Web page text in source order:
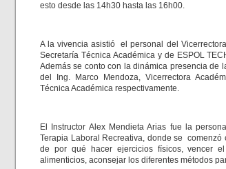
esto desde las 14h30 hasta las 16h00.
A la vivencia asistió el personal del
Secretaría Técnica Académica y de ESPOL
Además se conto con la dinámica presencia de
del Ing. Marco Mendoza, Vicerrectora
Técnica Académica respectivamente.
El Instructor Alex Mendieta Arias fue la
Terapia Laboral Recreativa, donde se comenzó
de por qué hacer ejercicios físicos, vencer
alimenticios, aconsejar los diferentes métodos